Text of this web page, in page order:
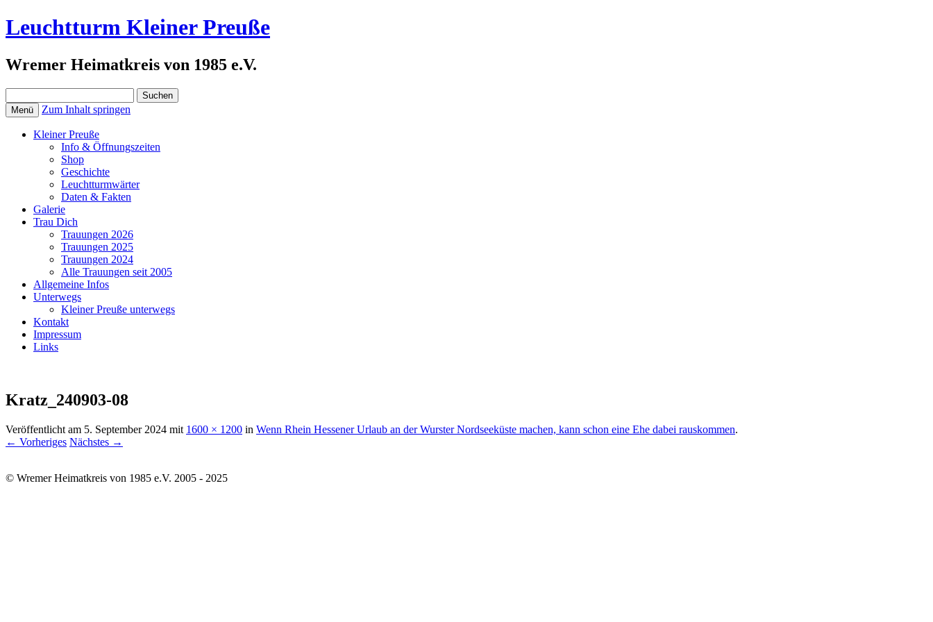
Leuchtturm Kleiner Preuße
Wremer Heimatkreis von 1985 e.V.
nach:
Menü Zum Inhalt springen
Kleiner Preuße
Info & Öffnungszeiten
Shop
Geschichte
Leuchtturmwärter
Daten & Fakten
Galerie
Trau Dich
Trauungen 2026
Trauungen 2025
Trauungen 2024
Alle Trauungen seit 2005
Allgemeine Infos
Unterwegs
Kleiner Preuße unterwegs
Kontakt
Impressum
Links
Kratz_240903-08
Veröffentlicht am 5. September 2024 mit 1600 × 1200 in Wenn Rhein Hessener Urlaub an der Wurster Nordseeküste machen, kann schon eine Ehe dabei rauskommen.
← Vorheriges Nächstes →
© Wremer Heimatkreis von 1985 e.V. 2005 - 2025